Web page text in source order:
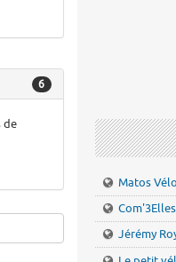
6
de
Matos Vélo
Jérémy